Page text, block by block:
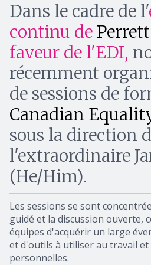
Dans le cadre de l'
continu de
faveur de l'EDI,
récemment
de sessions de
Canadian
sous la direction
l'extraordinaire
(He/Him).
Les sessions se sont
guidé et la discussion ouverte,
équipes d'acquérir un large
et d'outils à utiliser au travail et
personnelles.